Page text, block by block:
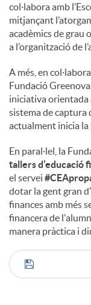
col·labora amb
mitjançant
acadèmics de grau
a l’organització de
A més, en
Fundació
iniciativa orientada
sistema de captura
actualment inicia la
En paral·lel, la
tallers d’educació
el servei
dotar la gent gran
finances amb més
financera de
manera pràctica i
C